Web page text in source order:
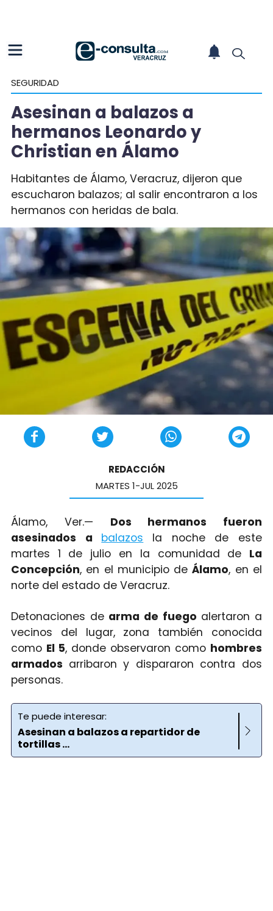
SEGURIDAD
Asesinan a balazos a
hermanos Leonardo y
Christian en Álamo
Habitantes de Álamo, Veracruz, dijeron que
escucharon balazos; al salir encontraron a los
hermanos con heridas de bala.
REDACCIÓN
MARTES 1-JUL 2025
Álamo, Ver.— Dos hermanos fueron
asesinados a balazos
la noche de este
martes 1 de julio en la comunidad de La
Concepción, en el municipio deÁlamo, en el
norte del estado de Veracruz.
Detonaciones dearma de fuego alertaron a
vecinos del lugar, zona también conocida
como El 5, donde observaron como hombres
armados arribaron y dispararon contra dos
personas.
Te puede interesar:
Asesinan a balazos a repartidor de
tortillas ...